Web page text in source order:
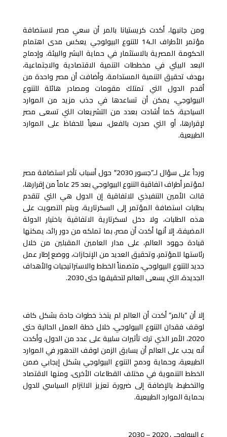
ومن جانبها، أكدت كريستيانا بالمر أن سعي مصر لاستضافة
مؤتمر الأطراف الـ14 للتنوع البيولوجي يعكس مدى اهتمام
الحكومة المصرية بالاستثمار في حماية البشر والبيئة، وإدماج
البعد البيئي في مخططات التنمية الاقتصادية والاجتماعية،
بهدف تحقيق التنمية المستدامة، وأضافت أن مصر واحدة من
أقدم الدول التي تمتلك مقومات ومصادر هائلة للتنوع
البيولوجي، يمكن أن تساعدها في جذب مزيد من الموارد
السياحية، كما أشادت بعدد من التشريعات التي تسعى مصر
لإقرارها، أو التي صدرت بالفعل، سعياً للحفاظ على الموارد
الطبيعية.
ورداً على سؤال لـ”جسور 2030″ حول أسباب تأخر استضافة مصر
لمؤتمر أطراف اتفاقية التنوع البيولوجي بعد 25 عاماً من إقرارها،
قالت الأمين التنفيذي للاتفاقية إن الدول هي التي تتقدم
بطلبات استضافة المؤتمر إلى السكرتارية، ويتم التصويت على
هذه الطلبات، ولا دخل لسكرتارية الاتفاقية باختيار الدولة
المضيفة، إلا أنها أكدت أن مصر، بما تملكه من دور رائد، يمكنها
قيادة جهود العالم، على مدار العامين المقبلين من خلال
رئاستها للمؤتمر، وتحقيق العديد من الإنجازات، ووضع إطار عمل
جديد للتنوع البيولوجي، متضمناً الخطط والاستراتيجيات والأهداف
الجديدة، التي يسعى العالم لتحقيقها حتى 2030.
إلا أن “بالمر” أكدت أن العالم لم يتخذ خطوات جادة بشكل كاف
لوقف فقدان التنوع البيولوجي، خلال خطة العمل الحالية حتى
2020، الأمر الذي ترك تأثيرات سلبية على عدد من الدول، وأكدت
أنه يجب على العالم أن يسابق الزمن لوقف التدهور في الموارد
الطبيعية، وحماية ودمج التنوع البيولوجي بشكل إيجابي ضمن
الخطط التنموية في مختلف القطاعات الأخرى، ومنها الاقتصاد
والتخطيط، بالإضافة إلى ضرورة تعزيز الالتزام السياسي للدول
بحماية الموارد الطبيعية.